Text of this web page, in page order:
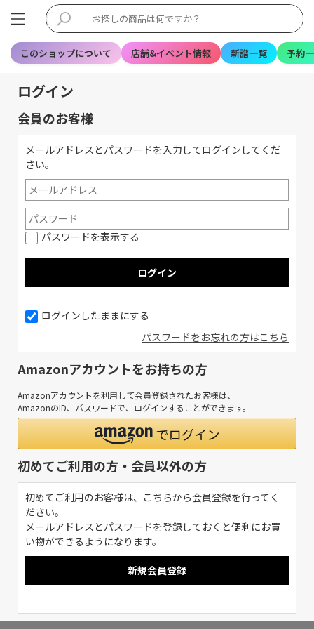
このショップについて 店舗&イベント情報 新譜一覧 予約
ログイン
会員のお客様
メールアドレスとパスワードを入力してログインしてくだ
さい。
パスワードを表示する
ログインしたままにする
パスワードをお忘れの方はこちら
Amazonアカウントをお持ちの方
Amazonアカウントを利用して会員登録されたお客様は、
AmazonのID、パスワードで、ログインすることができます。
初めてご利用の方・会員以外の方
初めてご利用のお客様は、こちらから会員登録を行ってく
ださい。
メールアドレスとパスワードを登録しておくと便利にお買
い物ができるようになります。